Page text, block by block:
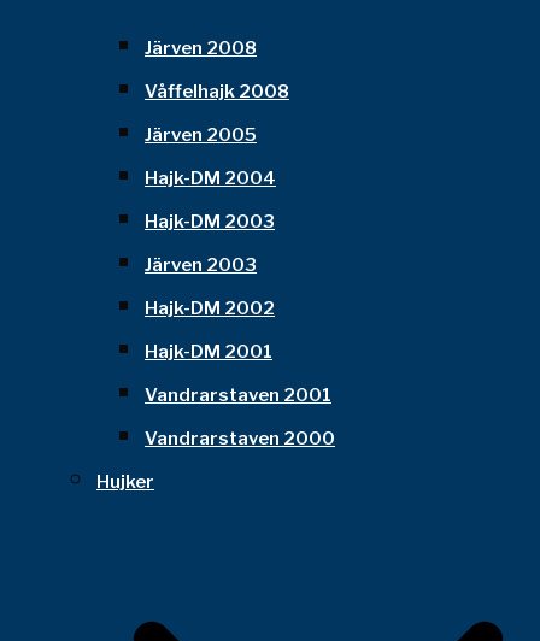
Järven 2008
Våffelhajk 2008
Järven 2005
Hajk-DM 2004
Hajk-DM 2003
Järven 2003
Hajk-DM 2002
Hajk-DM 2001
Vandrarstaven 2001
Vandrarstaven 2000
Hujker